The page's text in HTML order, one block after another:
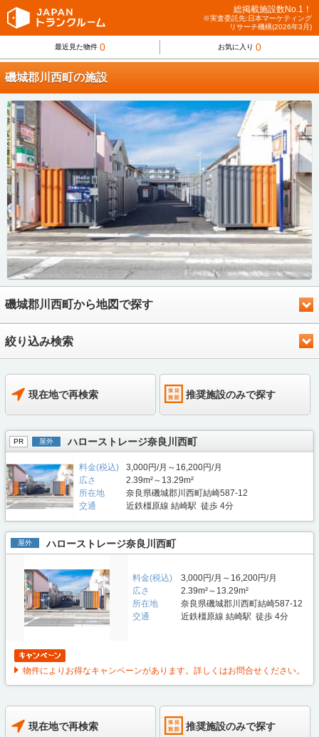
総掲載施設数No.1！
※実査委託先:日本マーケティング
リサーチ機構(2026年3月)
最近見た物件 0 お気に入り 0
磯城郡川西町の施設
磯城郡川西町から地図で探す
絞り込み検索
現在地で再検索 推奨施設のみで探す
PR 屋外 ハローストレージ奈良川西町
料金(税込)
3,000円/月～16,200円/月
広さ
2.39m²～13.29m²
所在地
奈良県磯城郡川西町結崎587-12
交通
近鉄橿原線 結崎駅 徒歩 4分
屋外 ハローストレージ奈良川西町
料金(税込)
3,000円/月～16,200円/月
広さ
2.39m²～13.29m²
所在地
奈良県磯城郡川西町結崎587-12
交通
近鉄橿原線 結崎駅 徒歩 4分
物件によりお得なキャンペーンがあります。詳しくはお問合せください。
現在地で再検索 推奨施設のみで探す